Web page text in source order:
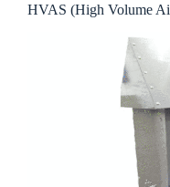
HVAS (High Volume